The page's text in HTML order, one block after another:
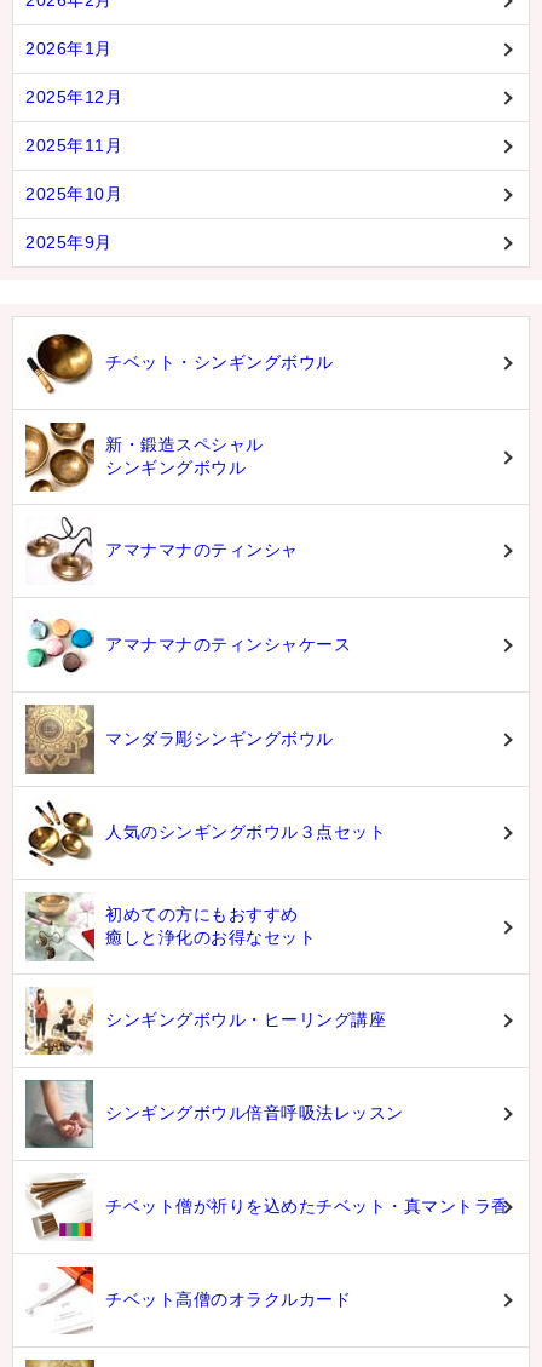
2026年1月
2025年12月
2025年11月
2025年10月
2025年9月
チベット・シンギングボウル
新・鍛造スペシャル
シンギングボウル
アマナマナのティンシャ
アマナマナのティンシャケース
マンダラ彫シンギングボウル
人気のシンギングボウル３点セット
初めての方にもおすすめ
癒しと浄化のお得なセット
シンギングボウル・ヒーリング講座
シンギングボウル倍音呼吸法レッスン
チベット僧が祈りを込めたチベット・真マントラ香
チベット高僧のオラクルカード